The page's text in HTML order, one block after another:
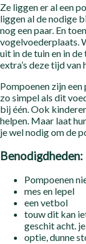
Ze liggen er al een
liggen al de nodige
nog een paar. En
vogelvoederplaats.
uit in de tuin en in
extra’s deze tijd van
Pompoenen zijn
zo simpel als dit
bij één. Ook
helpen. Maar laat
je wel nodig om de
Benodigdheden:
Pompoenen
mes en lepel
een vetbol
touw dit kan
geschit acht.
optie, dunne